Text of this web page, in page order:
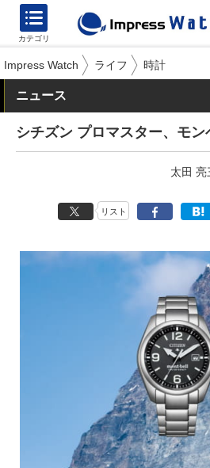
カテゴリ
Impress Watch ライフ 時計
ニュース
シチズン プロマスター、モ
太田 亮
リスト